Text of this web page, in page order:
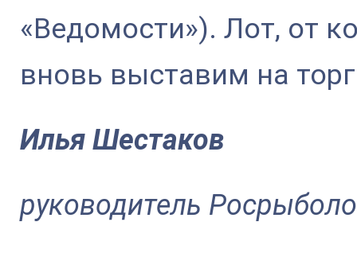
«Ведомости»). Лот, от
вновь выставим на
Илья Шестаков
руководитель